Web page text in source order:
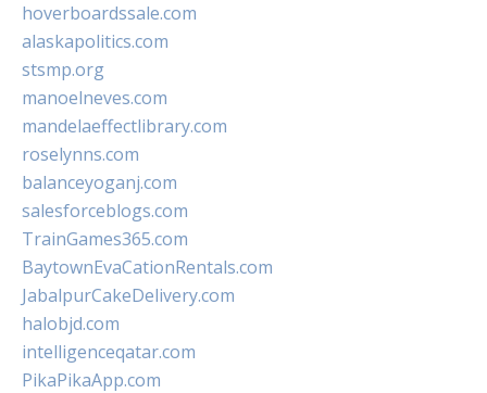
hoverboardssale.com
alaskapolitics.com
stsmp.org
manoelneves.com
mandelaeffectlibrary.com
roselynns.com
balanceyoganj.com
salesforceblogs.com
TrainGames365.com
BaytownEvaCationRentals.com
JabalpurCakeDelivery.com
halobjd.com
intelligenceqatar.com
PikaPikaApp.com